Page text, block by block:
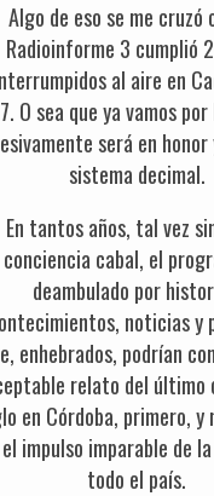
Algo de eso se me cruzó
Radioinforme 3 cumplió
al aire en
O sea que ya vamos
será en
sistema decimal.
En tantos años, tal vez
conciencia cabal, el
deambulado por
noticias y
enhebrados, podrían
relato del último
en Córdoba, primero, y
impulso imparable de
todo el país.